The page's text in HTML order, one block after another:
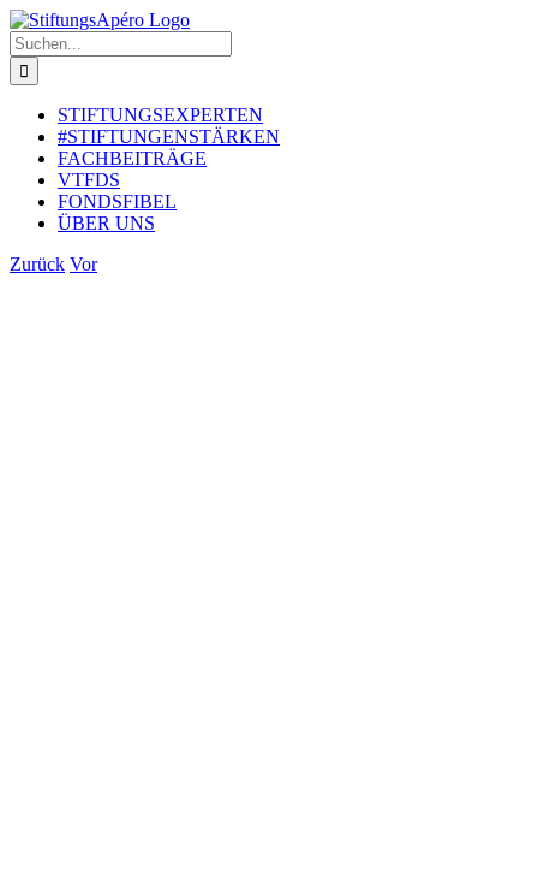
Zum
Inhalt
springen
Suche
nach:
STIFTUNGSEXPERTEN
#STIFTUNGENSTÄRKEN
FACHBEITRÄGE
VTFDS
FONDSFIBEL
ÜBER UNS
Zurück Vor